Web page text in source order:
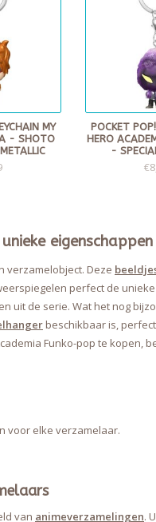
MY
- SHOTO
POCKET
HERO
-
verzamelobject. Deze
perfect de unieke
uit de serie. Wat het nog
beschikbaar is,
Funko-pop te kopen,
voor elke verzamelaar.
van animeverzamelingen.